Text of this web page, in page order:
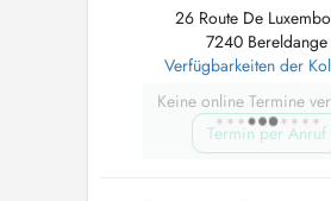
26 Route De
7240 Bereldange
Verfügbarkeiten der
Keine online Termine
Termin per Anruf